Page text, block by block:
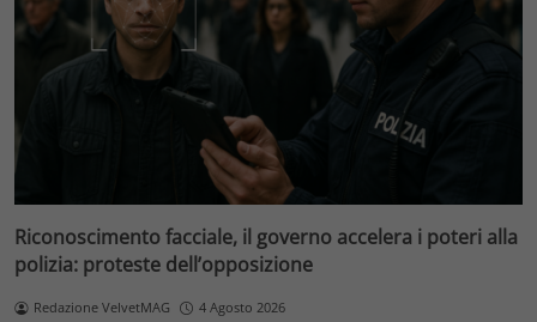
Riconoscimento facciale, il governo accelera i poteri alla
polizia: proteste dell’opposizione
Redazione VelvetMAG 4 Agosto 2026